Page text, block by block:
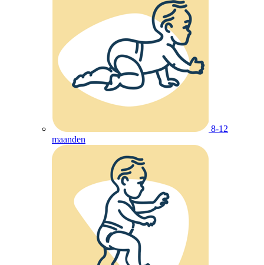
8-12
maanden